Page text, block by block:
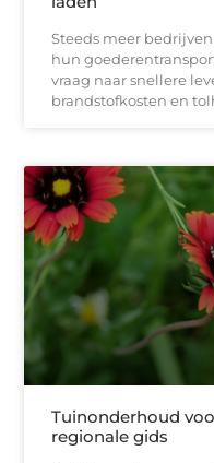
Steeds meer
hun
vraag naar snellere
brandstofkosten en
Tuinonderhoud
regionale gids